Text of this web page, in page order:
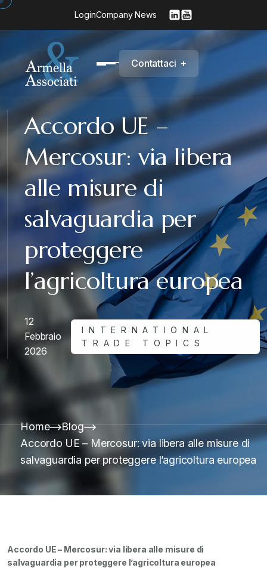
LoginCompany News
Contattaci +
Accordo UE –
Mercosur: via libera
alle misure di
salvaguardia per
proteggere
l’agricoltura europea
12
Febbraio
2026
INTERNATIONAL
TRADE TOPICS
Home
Blog
Accordo UE – Mercosur: via libera alle misure di
salvaguardia per proteggere l’agricoltura europea
Accordo UE – Mercosur: via libera alle misure di
salvaguardia per proteggere l’agricoltura europea